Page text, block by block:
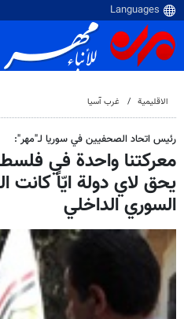
الاقلیمیة غرب آسیا
رئيس اتحاد الصحفيين في سوريا لـ"مهر":
معركتنا واحدة في
يحق لاي دولة ايّاً كانت
السوري الداخلي